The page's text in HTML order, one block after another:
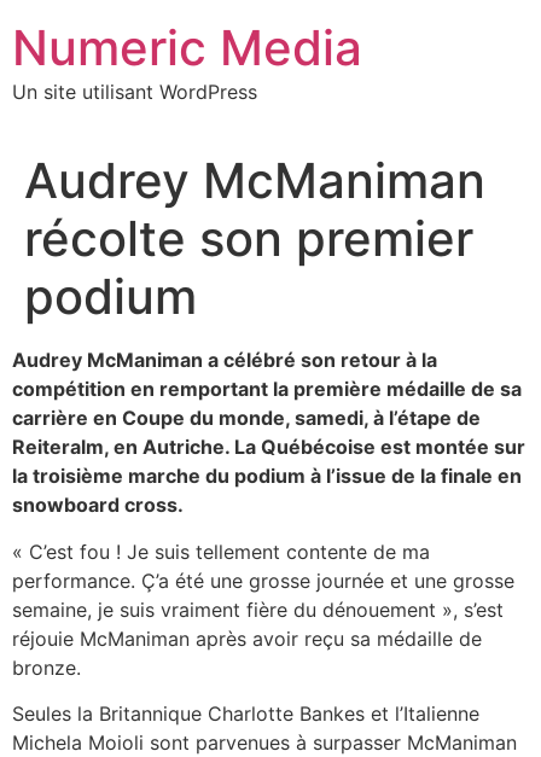
contenu
Numeric Media
Un site utilisant WordPress
Audrey McManiman
récolte son premier
podium
Audrey McManiman a célébré son retour à la
compétition en remportant la première médaille de sa
carrière en Coupe du monde, samedi, à l’étape de
Reiteralm, en Autriche. La Québécoise est montée sur
la troisième marche du podium à l’issue de la finale en
snowboard cross.
« C’est fou ! Je suis tellement contente de ma
performance. Ç’a été une grosse journée et une grosse
semaine, je suis vraiment fière du dénouement », s’est
réjouie McManiman après avoir reçu sa médaille de
bronze.
Seules la Britannique Charlotte Bankes et l’Italienne
Michela Moioli sont parvenues à surpasser McManiman